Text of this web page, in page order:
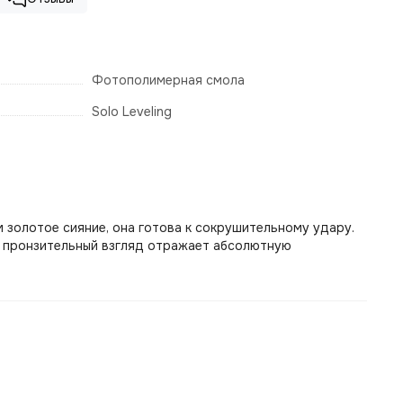
Фотополимерная смола
Solo Leveling
сияние, она готова к сокрушительному удару.
взгляд отражает абсолютную